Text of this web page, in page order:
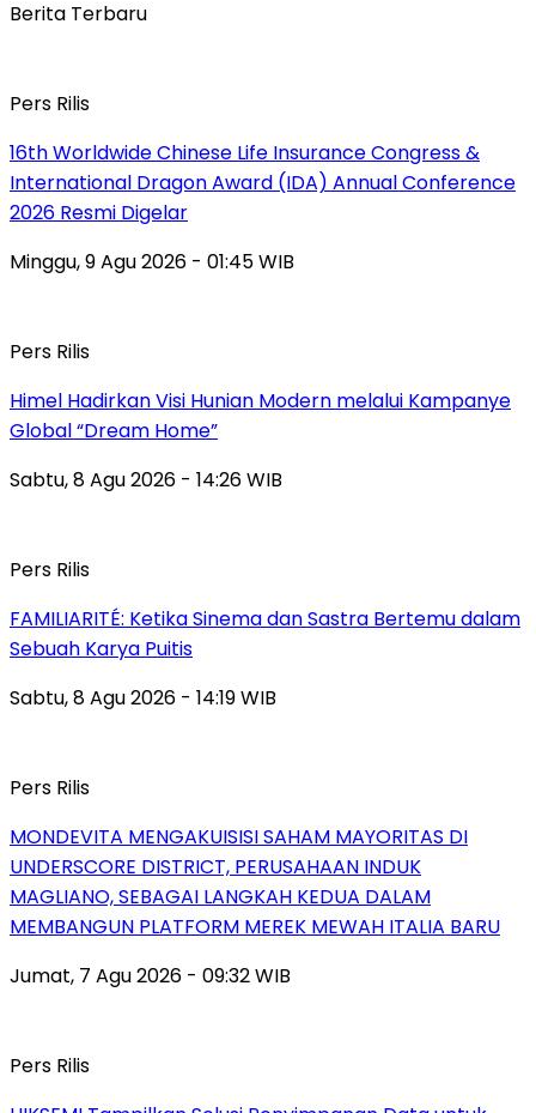
Berita Terbaru
Pers Rilis
16th Worldwide Chinese Life Insurance Congress &
International Dragon Award (IDA) Annual Conference
2026 Resmi Digelar
Minggu, 9 Agu 2026 - 01:45 WIB
Pers Rilis
Himel Hadirkan Visi Hunian Modern melalui Kampanye
Global “Dream Home”
Sabtu, 8 Agu 2026 - 14:26 WIB
Pers Rilis
FAMILIARITÉ: Ketika Sinema dan Sastra Bertemu dalam
Sebuah Karya Puitis
Sabtu, 8 Agu 2026 - 14:19 WIB
Pers Rilis
MONDEVITA MENGAKUISISI SAHAM MAYORITAS DI
UNDERSCORE DISTRICT, PERUSAHAAN INDUK
MAGLIANO, SEBAGAI LANGKAH KEDUA DALAM
MEMBANGUN PLATFORM MEREK MEWAH ITALIA BARU
Jumat, 7 Agu 2026 - 09:32 WIB
Pers Rilis